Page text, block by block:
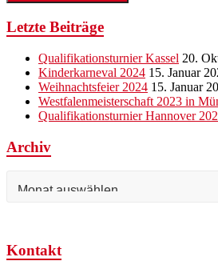
Letzte Beiträge
Qualifikationsturnier Kassel 20.
Kinderkarneval 2024 15. Januar
Weihnachtsfeier 2024 15. Januar
Westfalenmeisterschaft 2023 in
Qualifikationsturnier Hannover
Archiv
Kontakt